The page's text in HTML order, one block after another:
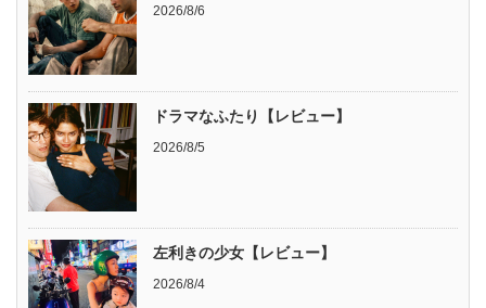
2026/8/6
ドラマなふたり【レビュー】
2026/8/5
左利きの少女【レビュー】
2026/8/4